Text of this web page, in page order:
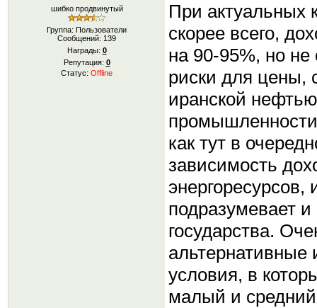
шибко продвинутый
Группа: Пользователи
Сообщений: 139
Награды: 0
Репутация: 0
Статус: Offline
При актуальных
скорее всего,
на 90-95%, но не
риски для цены,
иранской
как тут в
зависимость
подразумевает
государства.
альтернативные
условия, в
малый и